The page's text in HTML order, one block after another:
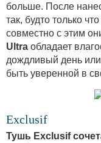
больше. После
так, будто только
совместно с этим
Ultra обладает
дождливый день
быть уверенной в
Exclusif
Тушь Exclusif